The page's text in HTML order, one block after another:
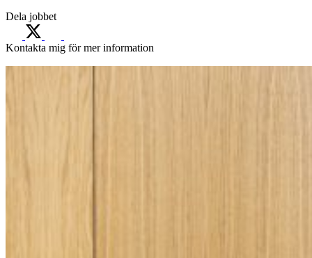
Dela jobbet
Kontakta mig för mer information